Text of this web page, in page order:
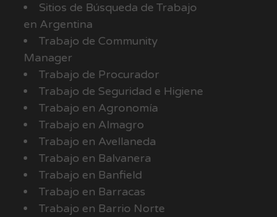
Sitios de Búsqueda de Trabajo
en Argentina
Trabajo de Community
Manager
Trabajo de Procurador
Trabajo de Seguridad e Higiene
Trabajo en Agronomía
Trabajo en Almagro
Trabajo en Avellaneda
Trabajo en Balvanera
Trabajo en Banfield
Trabajo en Barracas
Trabajo en Barrio Norte